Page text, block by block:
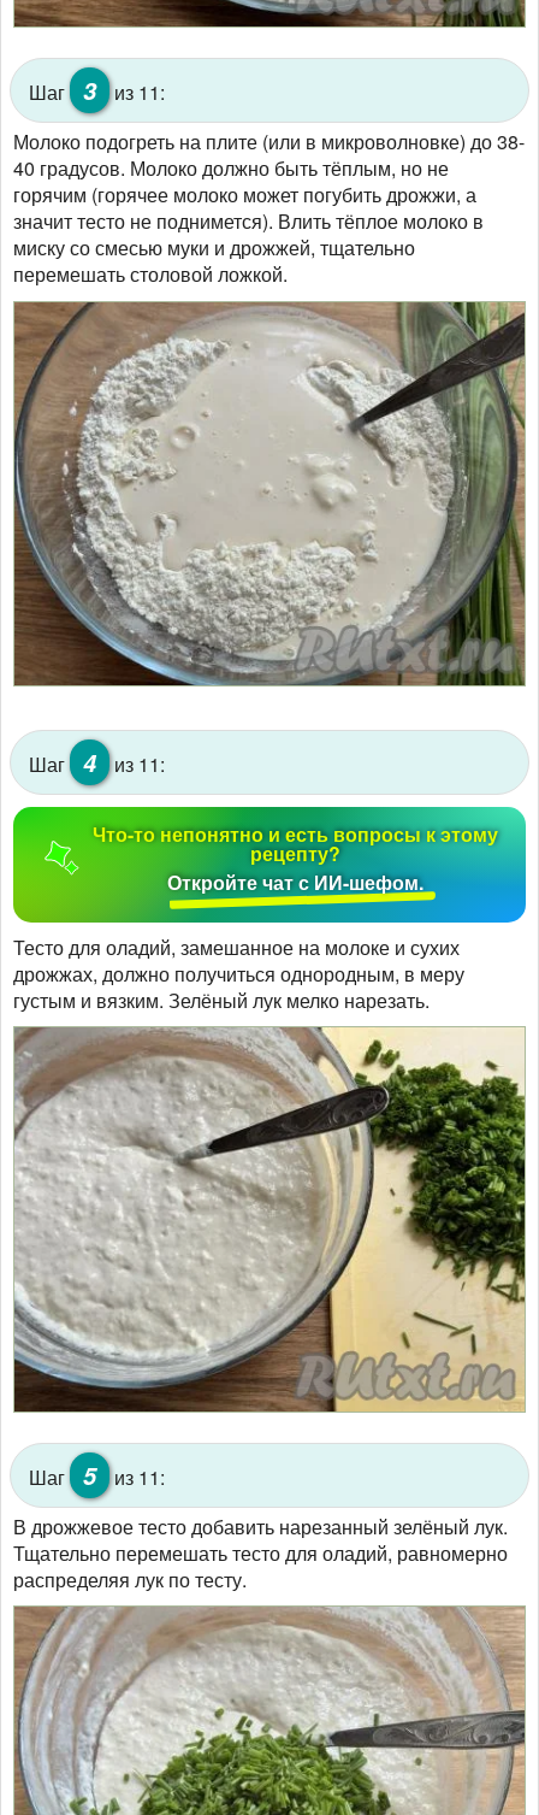
Шаг 3
из 11:
Молоко подогреть на плите (или в микроволновке) до 38-
40 градусов. Молоко должно быть тёплым, но не
горячим (горячее молоко может погубить дрожжи, а
значит тесто не поднимется). Влить тёплое молоко в
миску со смесью муки и дрожжей, тщательно
перемешать столовой ложкой.
Шаг 4 из 11:
Что-то непонятно и есть вопросы к этому
рецепту?
Откройте чат с ИИ-шефом.
Тесто для оладий, замешанное на молоке и сухих
дрожжах, должно получиться однородным, в меру
густым и вязким. Зелёный лук мелко нарезать.
Шаг 5
из 11:
В дрожжевое тесто добавить нарезанный зелёный лук.
Тщательно перемешать тесто для оладий, равномерно
распределяя лук по тесту.